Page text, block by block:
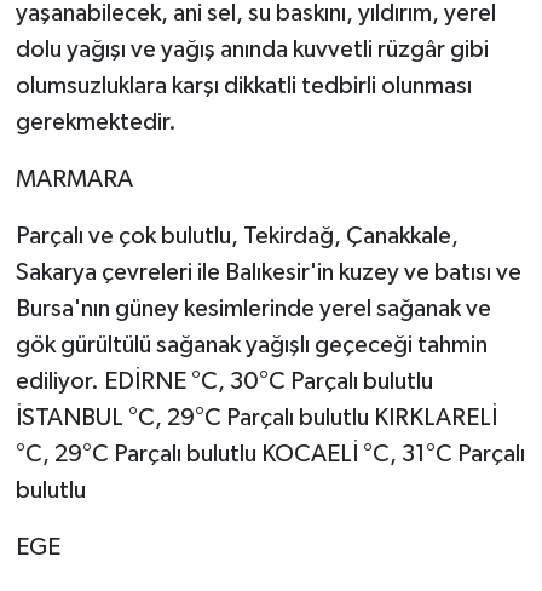
yaşanabilecek, ani sel, su baskını, yıldırım, yerel
dolu yağışı ve yağış anında kuvvetli rüzgâr gibi
olumsuzluklara karşı dikkatli tedbirli olunması
gerekmektedir.
MARMARA
Parçalı ve çok bulutlu, Tekirdağ, Çanakkale,
Sakarya çevreleri ile Balıkesir'in kuzey ve batısı ve
Bursa'nın güney kesimlerinde yerel sağanak ve
gök gürültülü sağanak yağışlı geçeceği tahmin
ediliyor. EDİRNE °C, 30°C Parçalı bulutlu
İSTANBUL °C, 29°C Parçalı bulutlu KIRKLARELİ
°C, 29°C Parçalı bulutlu KOCAELİ °C, 31°C Parçalı
bulutlu
EGE